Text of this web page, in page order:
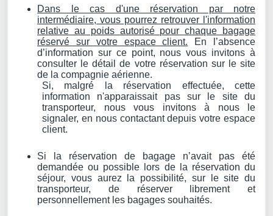
Dans le cas d'une réservation par notre
intermédiaire, vous pourrez retrouver l'information
relative au poids autorisé pour chaque bagage
réservé sur votre espace client. En l’absence
d’information sur ce point, nous vous invitons à
consulter le détail de votre réservation sur le site
de la compagnie aérienne.
Si, malgré la réservation effectuée, cette
information n'apparaissait pas sur le site du
transporteur, nous vous invitons à nous le
signaler, en nous contactant depuis votre espace
client.
Si la réservation de bagage n’avait pas été
demandée ou possible lors de la réservation du
séjour, vous aurez la possibilité, sur le site du
transporteur, de réserver librement et
personnellement les bagages souhaités.